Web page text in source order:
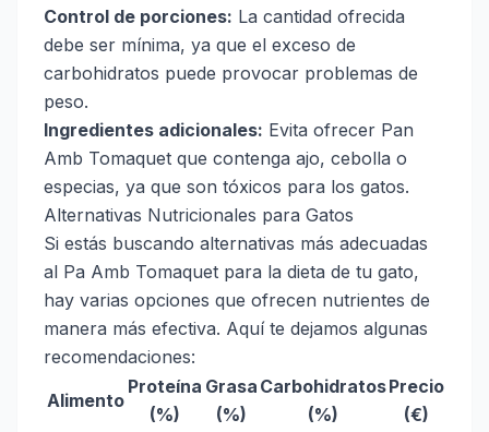
Control de porciones: La cantidad ofrecida
debe ser mínima, ya que el exceso de
carbohidratos puede provocar problemas de
peso.
Ingredientes adicionales: Evita ofrecer Pan
Amb Tomaquet que contenga ajo, cebolla o
especias, ya que son tóxicos para los gatos.
Alternativas Nutricionales para Gatos
Si estás buscando alternativas más adecuadas
al Pa Amb Tomaquet para la dieta de tu gato,
hay varias opciones que ofrecen nutrientes de
manera más efectiva. Aquí te dejamos algunas
recomendaciones:
Alimento
Proteína
(%)
Grasa
(%)
Carbohidratos
(%)
Precio
(€)